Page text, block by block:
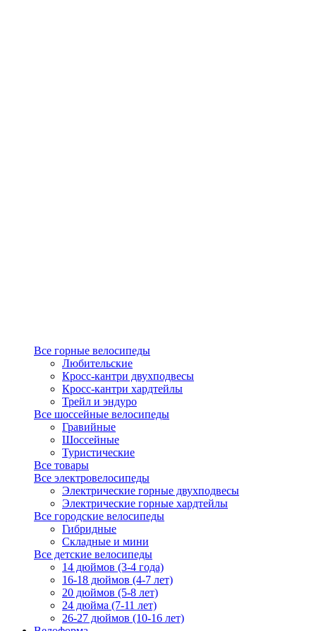
Все горные велосипеды
Любительские
Кросс-кантри двухподвесы
Кросс-кантри хардтейлы
Трейл и эндуро
Все шоссейные велосипеды
Гравийные
Шоссейные
Туристические
Все товары
Все электровелосипеды
Электрические горные двухподвесы
Электрические горные хардтейлы
Все городские велосипеды
Гибридные
Складные и мини
Все детские велосипеды
14 дюймов (3-4 года)
16-18 дюймов (4-7 лет)
20 дюймов (5-8 лет)
24 дюйма (7-11 лет)
26-27 дюймов (10-16 лет)